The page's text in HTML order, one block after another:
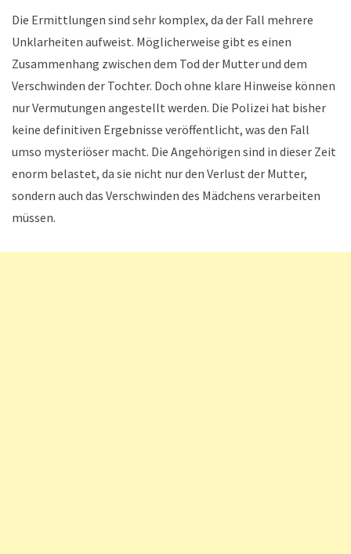
Die Ermittlungen sind sehr komplex, da der Fall mehrere
Unklarheiten aufweist. Möglicherweise gibt es einen
Zusammenhang zwischen dem Tod der Mutter und dem
Verschwinden der Tochter. Doch ohne klare Hinweise können
nur Vermutungen angestellt werden. Die Polizei hat bisher
keine definitiven Ergebnisse veröffentlicht, was den Fall
umso mysteriöser macht. Die Angehörigen sind in dieser Zeit
enorm belastet, da sie nicht nur den Verlust der Mutter,
sondern auch das Verschwinden des Mädchens verarbeiten
müssen.